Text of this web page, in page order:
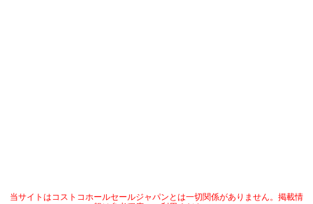
当サイトはコストコホールセールジャパンとは一切関係がありません。掲載情